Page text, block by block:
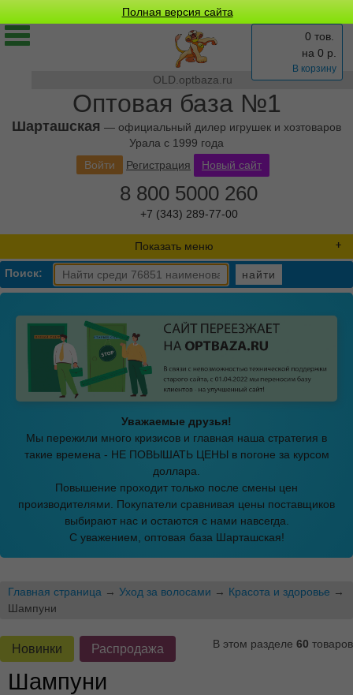
Полная версия сайта
OLD.optbaza.ru
Оптовая база №1
Шарташская — официальный дилер игрушек и хозтоваров
Урала с 1999 года
0 тов.
на 0 р.
В корзину
Войти Регистрация Новый сайт
8 800 5000 260
+7 (343) 289-77-00
Показать меню
Поиск: найти
Уважаемые друзья!
Мы пережили много кризисов и главная наша стратегия в
такие времена - НЕ ПОВЫШАТЬ ЦЕНЫ в погоне за курсом
доллара.
Повышение проходит только после смены цен
производителями. Покупатели сравнивая цены поставщиков
выбирают нас и остаются с нами навсегда.
С уважением, оптовая база Шарташская!
Главная страница → Уход за волосами → Красота и здоровье →
Шампуни
В этом разделе 60 товаров
Новинки Распродажа
Шампуни